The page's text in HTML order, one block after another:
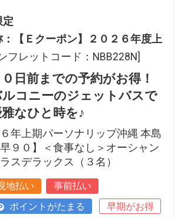
定
【Ｅクーポン】２０２６年度上
フレットコード：NBB228N]
０日前までの予約がお得！
コニーのジェットバスで
なひと時を♪
６年上期パーソナリップ沖縄 本島
早９０】＜食事なし＞オーシャン
スデラックス（３名）
地払い
事前払い
ポイントがたまる
早期がお得